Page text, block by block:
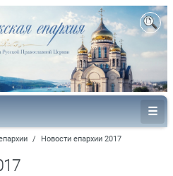
/ Новости епархии 2017